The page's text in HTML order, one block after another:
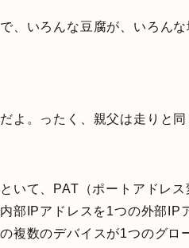
、いろんな豆腐が、いろん
よ。ったく、親父は走りと同
いて、PAT（ポートアドレ
部IPアドレスを1つの外部IP
複数のデバイスが1つのグ